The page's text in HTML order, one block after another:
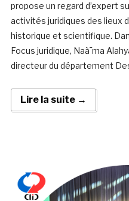
propose un regard d’expert
activités juridiques des lieux
historique et scientifique.
Focus juridique, Naà¯ma
directeur du département
Lire la suite →